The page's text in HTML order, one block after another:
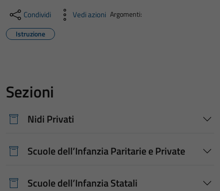
Condividi Vedi azioni Argomenti:
Istruzione
Sezioni
Nidi Privati
Scuole dell’Infanzia Paritarie e Private
Scuole dell’Infanzia Statali